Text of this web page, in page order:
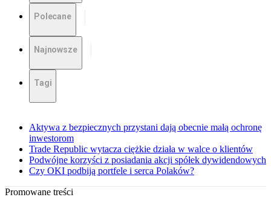
Polecane
Najnowsze
Tagi
Aktywa z bezpiecznych przystani dają obecnie małą ochronę
inwestorom
Trade Republic wytacza ciężkie działa w walce o klientów
Podwójne korzyści z posiadania akcji spółek dywidendowych
Czy OKI podbiją portfele i serca Polaków?
Promowane treści